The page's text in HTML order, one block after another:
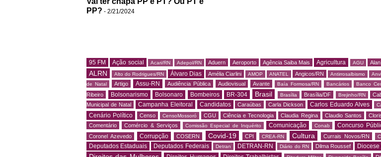
PP? - 2/21/2024
95 FM Ação social Acari/RN Adepol/RN Aduern Aeroporto Agência Saiba Mais Agricultura AGU
ALRN
Alto do Rodrigues/RN Álvaro Dias Amélia Ciarlini AMOP ANATEL Angicos/RN Antirrosalbismo
de Natal
Artigo Assu-RN Audiência Pública Audiovisual Avante Baía Formosa/RN Bancários Banco
Ribeiro
Bolsonarismo Bolsonaro Bombeiros BR-304 Brasil Brasília Brasília/DF Brejinho/RN
Municipal de Natal
Campanha Eleitoral Candidatos Caraúbas Carla Dickson Carlos Eduardo Alves
Cenário Político Censo CensoMossoró CGU Ciência e Tecnologia Claudia Regina Claudio Santos
Comentário Comércio & Serviços Comissão Especial de Inquérito Comunicação Conab Concurso
Coronel Azevedo Corrupção COSERN Covid-19 CPI CREA-RN Cultura Currais Novos/RN
Deputados Estaduais Deputados Federais Detran DETRAN-RN Diário do RN Dilma Roussef